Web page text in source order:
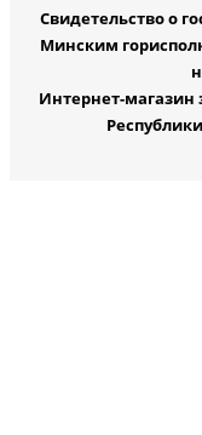
Свидетельство о
Минским
Интернет-магазин